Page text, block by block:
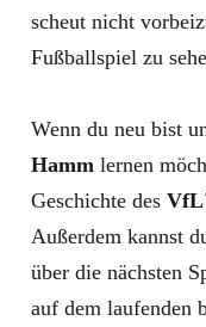
scheut nicht
Fußballspiel zu
Wenn du neu bist
Hamm lernen
Geschichte des
Außerdem kannst
über die nächsten
auf dem laufenden